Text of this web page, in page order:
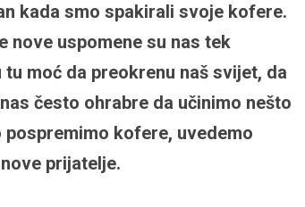
kada smo spakirali svoje kofere.
nove uspomene su nas tek
moć da preokrenu naš svijet, da
često ohrabre da učinimo nešto
kofere, uvedemo
prijatelje.